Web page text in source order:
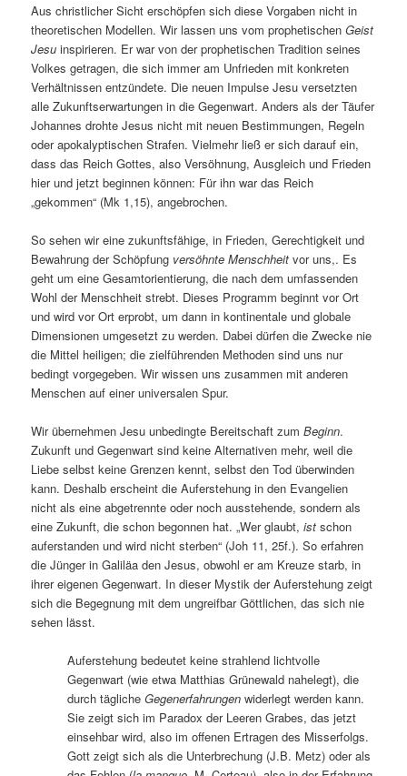
Aus christlicher Sicht erschöpfen sich diese Vorgaben nicht in
theoretischen Modellen. Wir lassen uns vom prophetischenGeist
Jesu inspirieren. Er war von der prophetischen Tradition seines
Volkes getragen, die sich immer am Unfrieden mit konkreten
Verhältnissen entzündete. Die neuen Impulse Jesu versetzten
alle Zukunftserwartungen in die Gegenwart. Anders als der Täufer
Johannes drohte Jesus nicht mit neuen Bestimmungen, Regeln
oder apokalyptischen Strafen. Vielmehr ließ er sich darauf ein,
dass das Reich Gottes, also Versöhnung, Ausgleich und Frieden
hier und jetzt beginnen können: Für ihn war das Reich
„gekommen“ (Mk 1,15), angebrochen.
So sehen wir eine zukunftsfähige, in Frieden, Gerechtigkeit und
Bewahrung der Schöpfung versöhnte Menschheit vor uns,. Es
geht um eine Gesamtorientierung, die nach dem umfassenden
Wohl der Menschheit strebt. Dieses Programm beginnt vor Ort
und wird vor Ort erprobt, um dann in kontinentale und globale
Dimensionen umgesetzt zu werden. Dabei dürfen die Zwecke nie
die Mittel heiligen; die zielführenden Methoden sind uns nur
bedingt vorgegeben. Wir wissen uns zusammen mit anderen
Menschen auf einer universalen Spur.
Wir übernehmen Jesu unbedingte Bereitschaft zumBeginn.
Zukunft und Gegenwart sind keine Alternativen mehr, weil die
Liebe selbst keine Grenzen kennt, selbst den Tod überwinden
kann. Deshalb erscheint die Auferstehung in den Evangelien
nicht als eine abgetrennte oder noch ausstehende, sondern als
eine Zukunft, die schon begonnen hat. „Wer glaubt,ist schon
auferstanden und wird nicht sterben“ (Joh 11, 25f.). So erfahren
die Jünger in Galiläa den Jesus, obwohl er am Kreuze starb, in
ihrer eigenen Gegenwart. In dieser Mystik der Auferstehung zeigt
sich die Begegnung mit dem ungreifbar Göttlichen, das sich nie
sehen lässt.
Auferstehung bedeutet keine strahlend lichtvolle
Gegenwart (wie etwa Matthias Grünewald nahelegt), die
durch täglicheGegenerfahrungen widerlegt werden kann.
Sie zeigt sich im Paradox der Leeren Grabes, das jetzt
einsehbar wird, also im offenen Ertragen des Misserfolgs.
Gott zeigt sich als die Unterbrechung (J.B. Metz) oder als